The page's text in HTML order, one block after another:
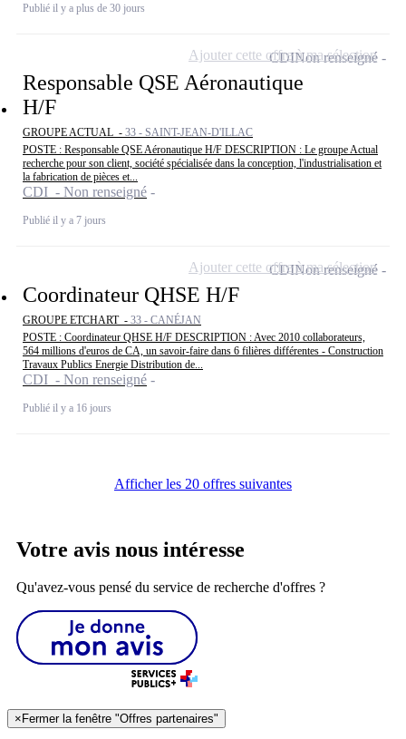
Publié il y a plus de 30 jours
Responsable QSE Aéronautique
H/F
GROUPE ACTUAL - 33 - SAINT-JEAN-D'ILLAC
POSTE : Responsable QSE Aéronautique H/F DESCRIPTION : Le groupe Actual
recherche pour son client, société spécialisée dans la conception, l'industrialisation et
la fabrication de pièces et...
CDI - Non renseigné
Publié il y a 7 jours
CDINon renseigné
Ajouter cette offre à ma sélection
Coordinateur QHSE H/F
GROUPE ETCHART - 33 - CANÉJAN
POSTE : Coordinateur QHSE H/F DESCRIPTION : Avec 2010 collaborateurs,
564 millions d'euros de CA, un savoir-faire dans 6 filières différentes - Construction
Travaux Publics Energie Distribution de...
CDI - Non renseigné
Publié il y a 16 jours
CDINon renseigné
Ajouter cette offre à ma sélection
Afficher les 20 offres suivantes
Votre avis nous intéresse
Qu'avez-vous pensé du service de recherche d'offres ?
× Fermer la fenêtre "Offres partenaires"